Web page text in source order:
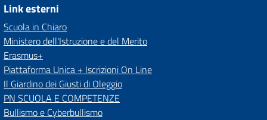
Link esterni
Scuola in Chiaro
Ministero dell'Istruzione e del Merito
Erasmus+
Piattaforma Unica + Iscrizioni On Line
Il Giardino dei Giusti di Oleggio
PN SCUOLA E COMPETENZE
Bullismo e Cyberbullismo